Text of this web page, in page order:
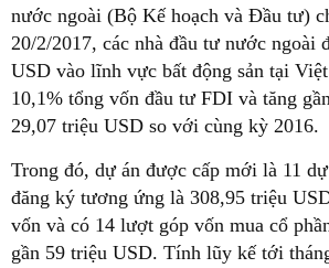
nước ngoài (Bộ Kế hoạch và Đầu tư)
20/2/2017, các nhà đầu tư nước ngoài
USD vào lĩnh vực bất động sản tại
10,1% tổng vốn đầu tư FDI và tăng
29,07 triệu USD so với cùng kỳ 2016.
Trong đó, dự án được cấp mới là 11
đăng ký tương ứng là 308,95 triệu
vốn và có 14 lượt góp vốn mua cổ
gần 59 triệu USD. Tính lũy kế tới